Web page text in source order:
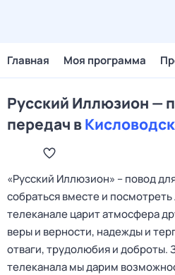
Главная Моя программа
Русский Иллюзион —
передач в
«Русский Иллюзион» – повод
собраться вместе и
телеканале царит атмосфера
веры и верности, надежды и
отваги, трудолюбия и доброты.
телеканала мы дарим